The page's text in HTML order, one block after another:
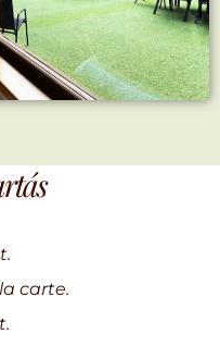
carte.